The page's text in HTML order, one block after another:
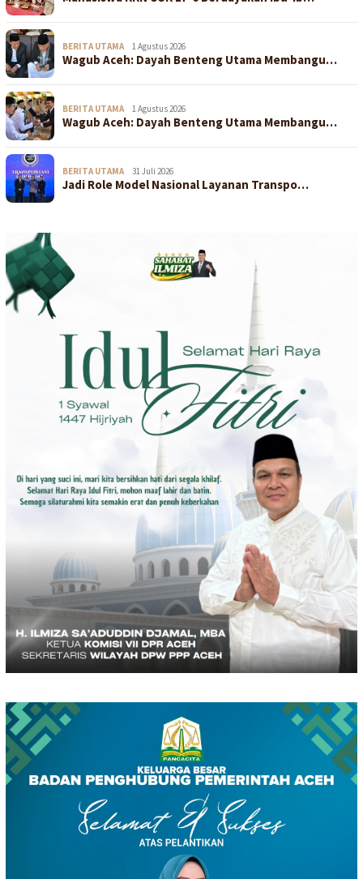
BERITA UTAMA 1 Agustus 2026
Wagub Aceh: Dayah Benteng Utama Membangu…
BERITA UTAMA 1 Agustus 2026
Wagub Aceh: Dayah Benteng Utama Membangu…
BERITA UTAMA 31 Juli 2026
Jadi Role Model Nasional Layanan Transpo…